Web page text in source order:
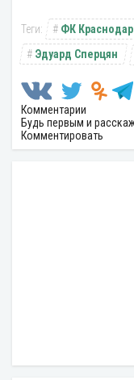
ФК Краснодар
Эдуард Сперцян
Комментарии
Будь первым и
Комментировать